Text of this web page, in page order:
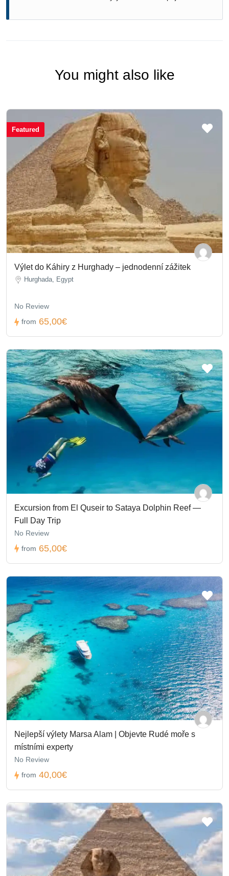
You might also like
Featured
Výlet do Káhiry z Hurghady – jednodenní zážitek
Hurghada, Egypt
No Review
from 65,00€
Excursion from El Quseir to Sataya Dolphin Reef —
Full Day Trip
No Review
from 65,00€
Nejlepší výlety Marsa Alam | Objevte Rudé moře s
místními experty
No Review
from 40,00€